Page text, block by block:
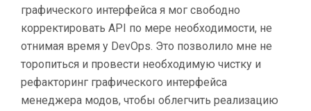
графического интерфейса я мог свободно
корректировать API по мере необходимости, не
отнимая время у DevOps. Это позволило мне не
торопиться и провести необходимую чистку и
рефакторинг графического интерфейса
менеджера модов, чтобы облегчить реализацию